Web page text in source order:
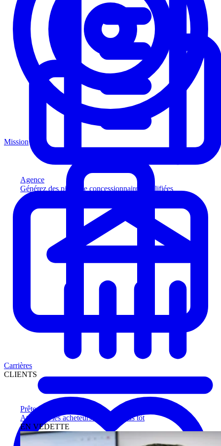
Agence
Générez des pistes de concessionnaires qualifiées
Prêteurs
Atteignez les acheteurs qualifiés plus tôt
EN VEDETTE
Mission
Carrières
CLIENTS